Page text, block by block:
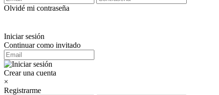
Olvidé mi contraseña
Iniciar sesión
Continuar como invitado
Crear una cuenta
×
Registrarme